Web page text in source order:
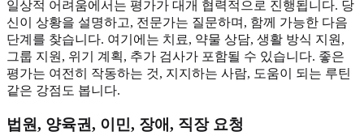
일상적 어려움에서는 평가가 대개 협력적으로 진행됩니다. 당
신이 상황을 설명하고, 전문가는 질문하며, 함께 가능한 다음
단계를 찾습니다. 여기에는 치료, 약물 상담, 생활 방식 지원,
그룹 지원, 위기 계획, 추가 검사가 포함될 수 있습니다. 좋은
평가는 여전히 작동하는 것, 지지하는 사람, 도움이 되는 루틴
같은 강점도 봅니다.
법원, 양육권, 이민, 장애, 직장 요청